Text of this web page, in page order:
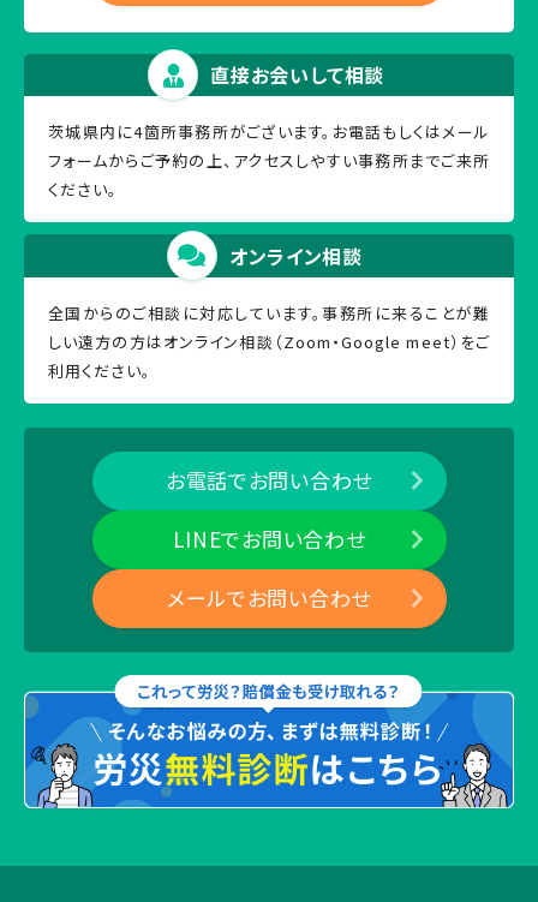
直接お会いして相談
茨城県内に4箇所事務所がございます。お電話もしくはメール
フォームからご予約の上、アクセスしやすい事務所までご来所
ください。
オンライン相談
全国からのご相談に対応しています。事務所に来ることが難
しい遠方の方はオンライン相談（Zoom・Google meet）をご
利用ください。
お電話でお問い合わせ
LINEでお問い合わせ
メールでお問い合わせ